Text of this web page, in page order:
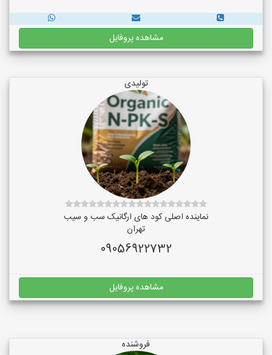
مشاهده پروفایل
تولیدی
نماینده اصلی کود های ارگانیک سب و سیب
تهران
09056922732
مشاهده پروفایل
فروشنده